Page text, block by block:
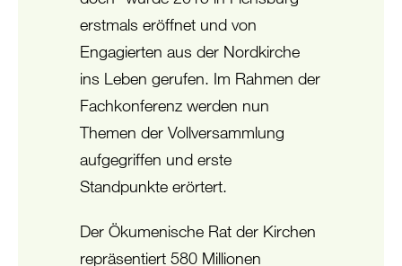
erstmals eröffnet und von
Engagierten aus der Nordkirche
ins Leben gerufen. Im Rahmen der
Fachkonferenz werden nun
Themen der Vollversammlung
aufgegriffen und erste
Standpunkte erörtert.
Der Ökumenische Rat der Kirchen
repräsentiert 580 Millionen